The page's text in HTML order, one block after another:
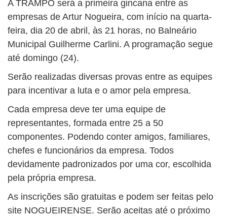
A TRAMPO será a primeira gincana entre as
empresas de Artur Nogueira, com início na quarta-
feira, dia 20 de abril, às 21 horas, no Balneário
Municipal Guilherme Carlini. A programação segue
até domingo (24).
Serão realizadas diversas provas entre as equipes
para incentivar a luta e o amor pela empresa.
Cada empresa deve ter uma equipe de
representantes, formada entre 25 a 50
componentes. Podendo conter amigos, familiares,
chefes e funcionários da empresa. Todos
devidamente padronizados por uma cor, escolhida
pela própria empresa.
As inscrições são gratuitas e podem ser feitas pelo
site NOGUEIRENSE. Serão aceitas até o próximo